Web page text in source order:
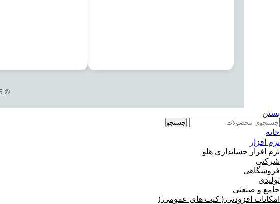
© 2025 هاله افزار - کلیه حقوق محفوظ است.
بستن
جستجو
خانه
نرم افزار
نرم افزار حسابداری هلو
شرکتی
فروشگاهی
تولیدی
جامع و صنعتی
امکانات افزودنی ( کیت های عمومی )